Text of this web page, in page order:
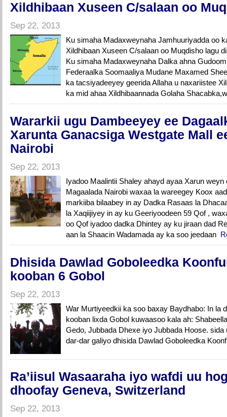
Xildhibaan Xuseen C/salaan oo
Sep 22, 2013
Ku simaha Madaxweynaha Jamhuuriyadda oo
Xildhibaan Xuseen C/salaan oo Muqdisho lagu
Ku simaha Madaxweynaha Dalka ahna
Federaalka Soomaaliya Mudane Maxamed
ka tacsiyadeeyey geerida Allaha u naxariistee
ka mid ahaa Xildhibaannada Golaha
Wararkii ugu Dambeeyey ee
Xarunta Ganacsiga Westgate Mall
Nairobi
Sep 22, 2013
Iyadoo Maalintii Shaley ahayd ayaa Xarun
Magaalada Nairobi waxaa la wareegey Koox
markiiba bilaabey in ay Dadka Rasaas la
la Xaqiijiyey in ay ku Geeriyoodeen 59 Qof ,
oo Qof iyadoo dadka Dhintey ay ku jiraan dad
aan la Shaacin Wadamada ay ka soo jeedaan
Dhisida Dawlad Goboleedka
kooban 6 Gobol
Sep 22, 2013
War Murtiyeedkii ka soo baxay Baydhabo: In la
kooban lixda Gobol kuwaasoo kala ah:
Gedo, Jubbada Dhexe iyo Jubbada Hoose. sida
dar-dar galiyo dhisida Dawlad Goboleedka
Ra’iisul Wasaaraha iyo wafdi uu
dhoofay Geneva, Switzerland
Sep 22, 2013